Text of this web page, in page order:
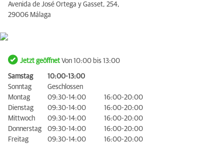
Avenida de José Ortega y Gasset, 254,
29006 Málaga
Jetzt geöffnet Von 10:00 bis 13:00
Samstag
10:00-13:00
Sonntag
Geschlossen
Montag
09:30-14:00
16:00-20:00
Dienstag
09:30-14:00
16:00-20:00
Mittwoch
09:30-14:00
16:00-20:00
Donnerstag
09:30-14:00
16:00-20:00
Freitag
09:30-14:00 16:00-20:00